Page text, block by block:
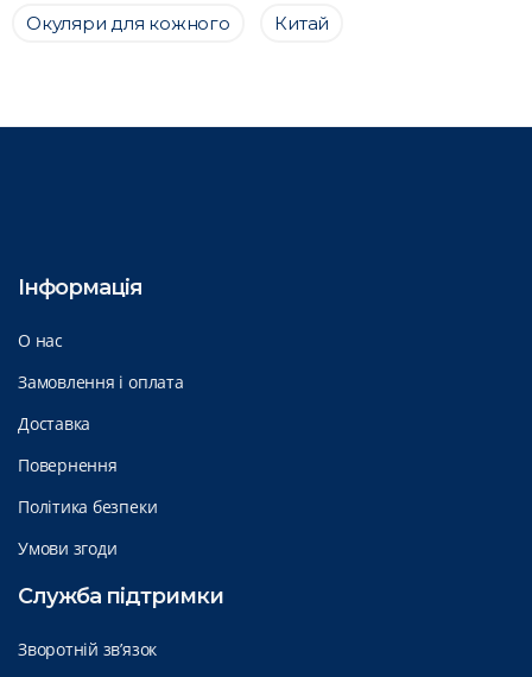
Окуляри для кожного Китай
Інформація
О нас
Замовлення і оплата
Доставка
Повернення
Політика безпеки
Умови згоди
Служба підтримки
Зворотній зв’язок